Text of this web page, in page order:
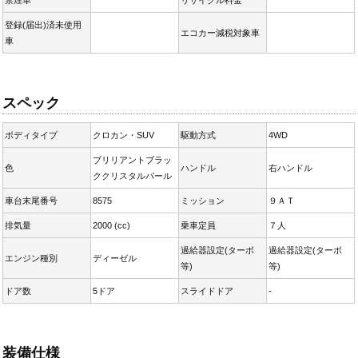
登録(届出)済未使用
車
エコカー減税対象車
スペック
ボディタイプ クロカン・SUV 駆動方式 4WD
色
ブリリアントブラッ
ククリスタルパール
ハンドル 右ハンドル
車台末尾番号 8575 ミッション ９ＡＴ
排気量 2000 (cc) 乗車定員 ７人
エンジン種別 ディーゼル
過給器設定(ターボ
等)
過給器設定(ターボ
等)
ドア数 5ドア スライドドア -
装備仕様